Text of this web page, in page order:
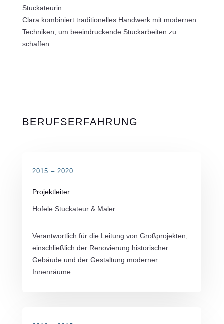
Stuckateurin
Clara kombiniert traditionelles Handwerk mit modernen
Techniken, um beeindruckende Stuckarbeiten zu
schaffen.
BERUFSERFAHRUNG
2015 – 2020
Projektleiter
Hofele Stuckateur & Maler
Verantwortlich für die Leitung von Großprojekten,
einschließlich der Renovierung historischer
Gebäude und der Gestaltung moderner
Innenräume.